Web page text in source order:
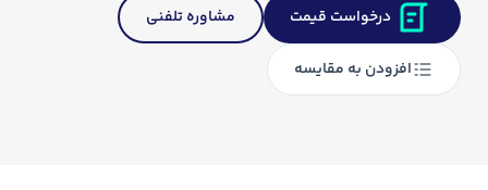
درخواست قیمت مشاوره تلفنی
افزودن به مقایسه